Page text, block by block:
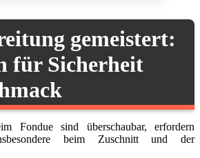
gemeistert:
für Sicherheit
Fondue sind überschaubar, erfordern
beim Zuschnitt und der